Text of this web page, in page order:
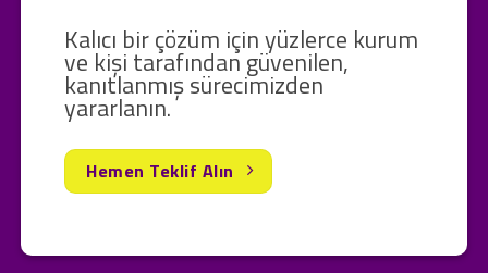
Kalıcı bir çözüm için yüzlerce kurum
ve kişi tarafından güvenilen,
kanıtlanmış sürecimizden
yararlanın.
Hemen Teklif Alın